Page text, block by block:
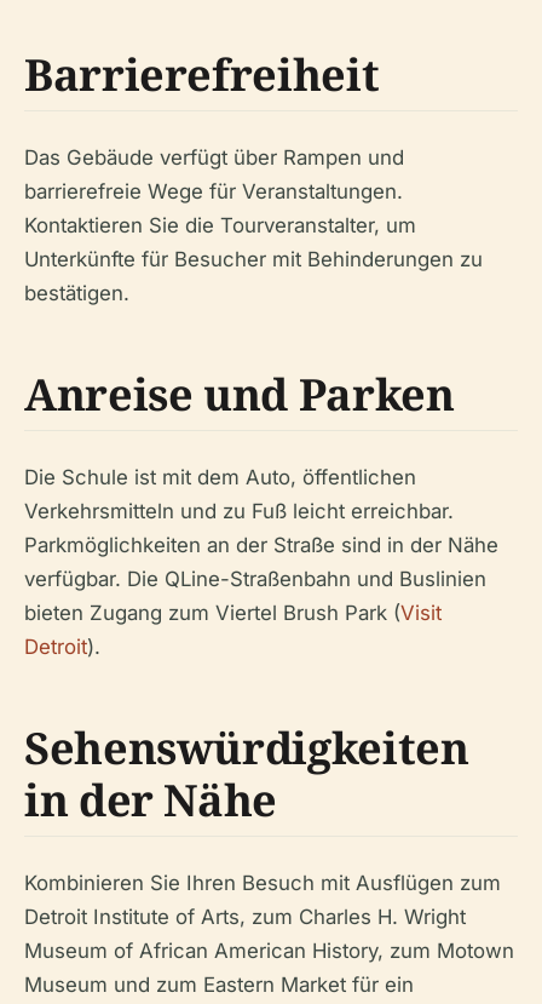
Barrierefreiheit
Das Gebäude verfügt über Rampen und
barrierefreie Wege für Veranstaltungen.
Kontaktieren Sie die Tourveranstalter, um
Unterkünfte für Besucher mit Behinderungen zu
bestätigen.
Anreise und Parken
Die Schule ist mit dem Auto, öffentlichen
Verkehrsmitteln und zu Fuß leicht erreichbar.
Parkmöglichkeiten an der Straße sind in der Nähe
verfügbar. Die QLine-Straßenbahn und Buslinien
bieten Zugang zum Viertel Brush Park (Visit
Detroit).
Sehenswürdigkeiten
in der Nähe
Kombinieren Sie Ihren Besuch mit Ausflügen zum
Detroit Institute of Arts, zum Charles H. Wright
Museum of African American History, zum Motown
Museum und zum Eastern Market für ein